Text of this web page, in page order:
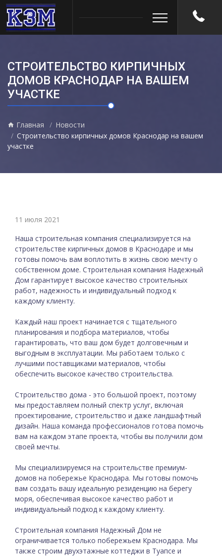
СТРОИТЕЛЬСТВО КИРПИЧНЫХ
ДОМОВ КРАСНОДАР НА ВАШЕМ
УЧАСТКЕ
Главная
Новости
Строительство кирпичных домов Краснодар на вашем
участке
11 июля 2021
Наша строительная компания специализируется на
строительстве кирпичных домов в Краснодаре и мы
готовы помочь вам воплотить в жизнь свою мечту о
собственном доме. Строительная компания Надежный
Дом гарантирует высокое качество строительных
работ, надежность и индивидуальный подход к
каждому клиенту.
Каждый наш проект начинается с тщательного
планирования и подбора материалов, чтобы
гарантировать, что ваш дом будет долговечным и
выгодным в эксплуатации. Мы работаем только с
лучшими поставщиками материалов, чтобы
обеспечить высокое качество строительства.
Строительство дома - это большой проект, поэтому
мы предоставляем полный спектр услуг, включая
проектирование, строительство и даже ландшафтный
дизайн. Наша команда профессионалов готова помочь
вам на каждом этапе проекта, чтобы вы получили дом
своей мечты.
Мы специализируемся на строительстве премиум-
домов на побережье Краснодара. Мы готовы помочь
вам создать вашу идеальную резиденцию на берегу
моря, обеспечивая высокое качество работ и
индивидуальный подход к каждому клиенту.
Строительная компания Надежный Дом не
ограничивается только побережьем Краснодара. Мы
также строим двухэтажные коттеджи в Туапсе и